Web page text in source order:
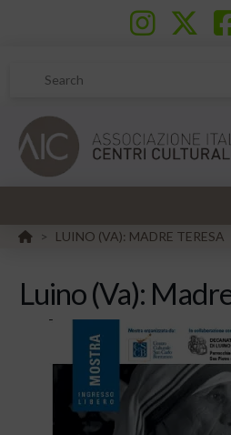
Search
HOME
> LUINO (VA): MADRE TERESA
Luino (Va):